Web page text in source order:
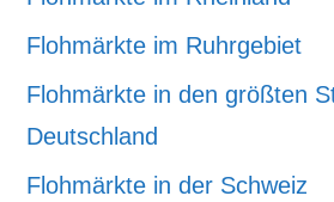
Flohmärkte im Ruhrgebiet
Flohmärkte in den größten
Deutschland
Flohmärkte in der Schweiz